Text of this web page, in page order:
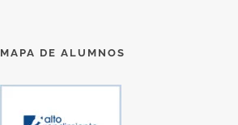
MAPA DE ALUMNOS